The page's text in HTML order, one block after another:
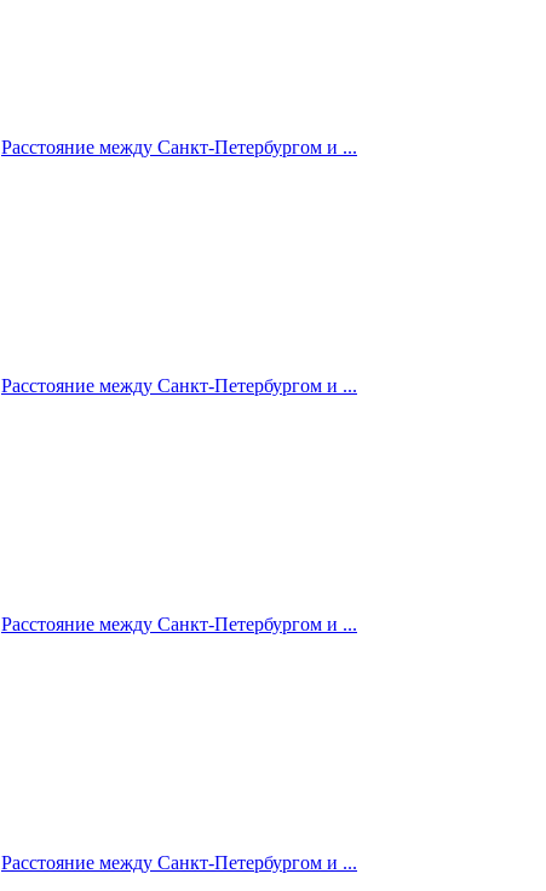
Расстояние между Санкт-Петербургом и ...
Расстояние между Санкт-Петербургом и ...
Расстояние между Санкт-Петербургом и ...
Расстояние между Санкт-Петербургом и ...